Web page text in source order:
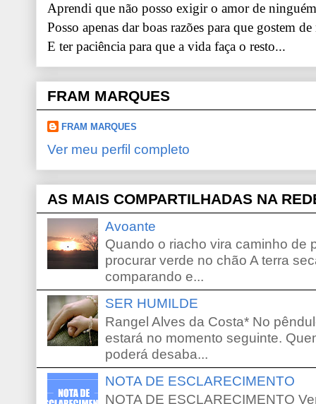
Aprendi que não posso exigir o amor de
Posso apenas dar boas razões para que gostem
E ter paciência para que a vida faça o resto...
FRAM MARQUES
FRAM MARQUES
Ver meu perfil completo
AS MAIS COMPARTILHADAS NA
Avoante
Quando o riacho vira caminho de
procurar verde no chão A terra
comparando e...
SER HUMILDE
Rangel Alves da Costa* No
estará no momento seguinte.
poderá desaba...
NOTA DE ESCLARECIMENTO
NOTA DE ESCLARECIMENTO